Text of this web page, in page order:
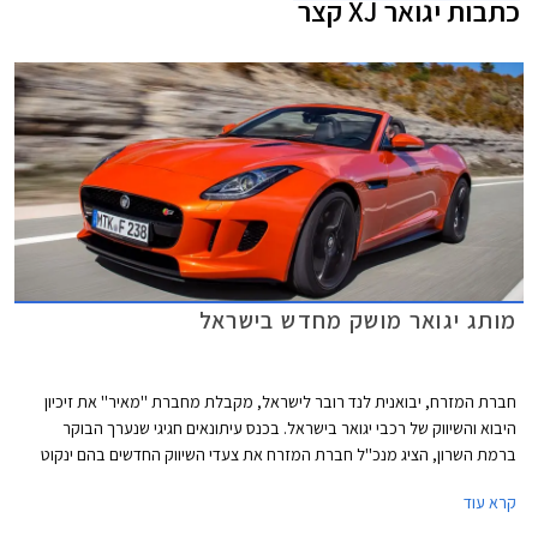
כתבותיגואר XJ קצר
מותג יגואר מושק מחדש בישראל
חברת המזרח, יבואנית לנד רובר לישראל, מקבלת מחברת ''מאיר'' את זיכיון
היבוא והשיווק של רכבי יגואר בישראל. בכנס עיתונאים חגיגי שנערך הבוקר
ברמת השרון, הציג מנכ''ל חברת המזרח את צעדי השיווק החדשים בהם ינקוט
יכלול חניכת אולמות תצוגה חדשים, שדרוג מועדון יגואר ישראל, מעורבות
קרא עוד